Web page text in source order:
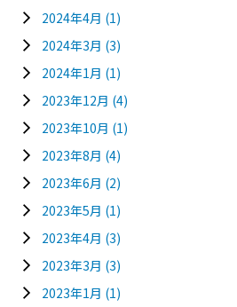
2024年4月 (1)
2024年3月 (3)
2024年1月 (1)
2023年12月 (4)
2023年10月 (1)
2023年8月 (4)
2023年6月 (2)
2023年5月 (1)
2023年4月 (3)
2023年3月 (3)
2023年1月 (1)